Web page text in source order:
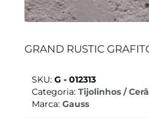
GRAND RUSTIC
SKU: G - 012313
Categoria: Tijolinhos /
Marca: Gauss